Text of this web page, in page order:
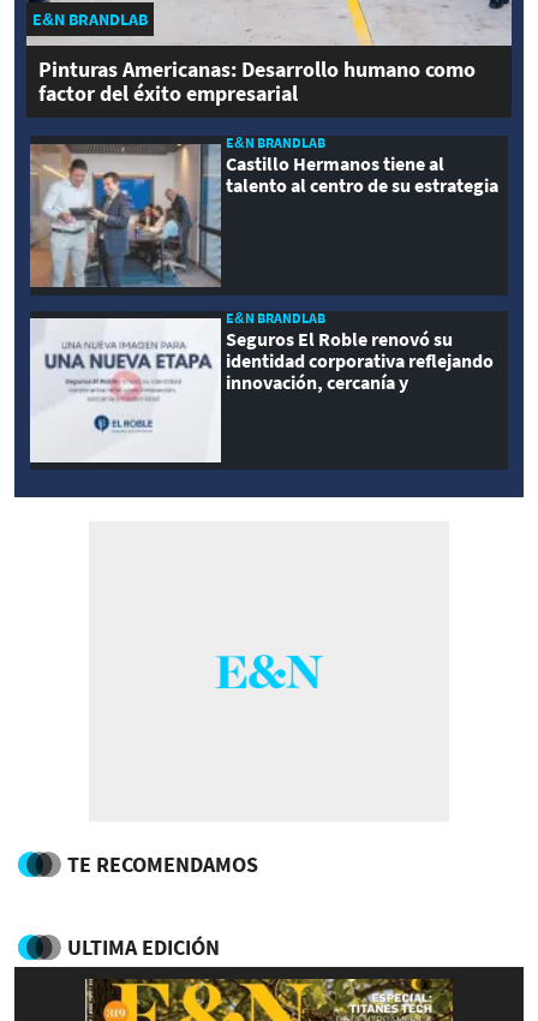
E&N BRANDLAB
Pinturas Americanas: Desarrollo humano como
factor del éxito empresarial
E&N BRANDLAB
Castillo Hermanos tiene al
talento al centro de su estrategia
E&N BRANDLAB
Seguros El Roble renovó su
identidad corporativa reflejando
innovación, cercanía y
TE RECOMENDAMOS
ULTIMA EDICIÓN